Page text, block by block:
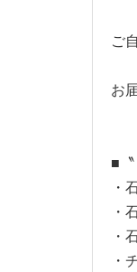
ご
お
■
・
・
・
・